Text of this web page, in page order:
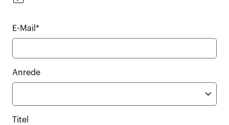
E-Mail*
Anrede
Titel